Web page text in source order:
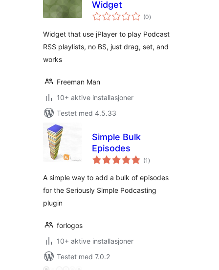
Widget
(0totale
vurderinger
)
Widget that use jPlayer to play Podcast
RSS playlists, no BS, just drag, set, and
works
Freeman Man
10+ aktive installasjoner
Testet med 4.5.33
Simple Bulk
Episodes
(1 totale
vurderinger
)
A simple way to add a bulk of episodes
for the Seriously Simple Podcasting
plugin
forlogos
10+ aktive installasjoner
Testet med 7.0.2